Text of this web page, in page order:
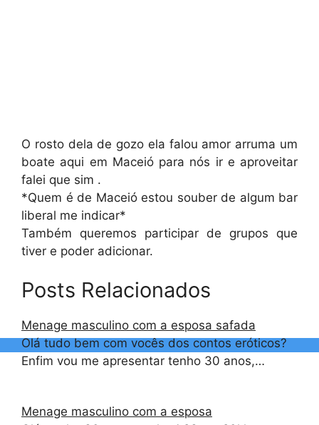
O rosto dela de gozo ela falou amor arruma um
boate aqui em Maceió para nós ir e aproveitar
falei que sim .
*Quem é de Maceió estou souber de algum bar
liberal me indicar*
Também queremos participar de grupos que
tiver e poder adicionar.
Posts Relacionados
Menage masculino com a esposa safada
Olá tudo bem com vocês dos contos eróticos?
Enfim vou me apresentar tenho 30 anos,…
Menage masculino com a esposa